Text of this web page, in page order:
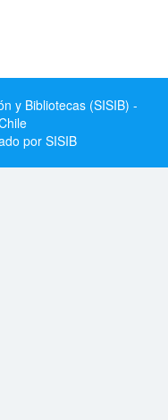
y Bibliotecas (SISIB) -
por SISIB